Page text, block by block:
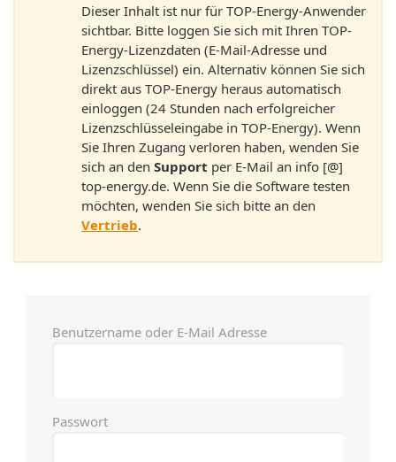
Dieser Inhalt ist nur für TOP-Energy-Anwender
sichtbar. Bitte loggen Sie sich mit Ihren TOP-
Energy-Lizenzdaten (E-Mail-Adresse und
Lizenzschlüssel) ein. Alternativ können Sie sich
direkt aus TOP-Energy heraus automatisch
einloggen (24 Stunden nach erfolgreicher
Lizenzschlüsseleingabe in TOP-Energy). Wenn
Sie Ihren Zugang verloren haben, wenden Sie
sich an den Support per E-Mail an info [@]
top-energy.de. Wenn Sie die Software testen
möchten, wenden Sie sich bitte an den
Vertrieb.
Benutzername oder E-Mail Adresse
Passwort